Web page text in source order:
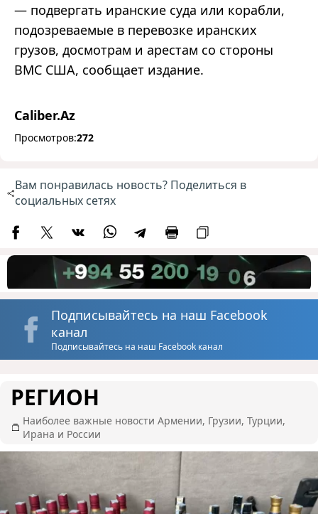
— подвергать иранские суда или корабли,
подозреваемые в перевозке иранских
грузов, досмотрам и арестам со стороны
ВМС США, сообщает издание.
Caliber.Az
Просмотров:272
Вам понравилась новость? Поделиться в
социальных сетях
Подписывайтесь на наш Facebook
канал
Подписывайтесь на наш Facebook канал
РЕГИОН
Наиболее важные новости Армении, Грузии, Турции,
Ирана и России